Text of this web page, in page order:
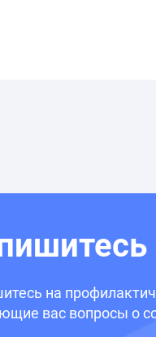
на
вас вопросы о